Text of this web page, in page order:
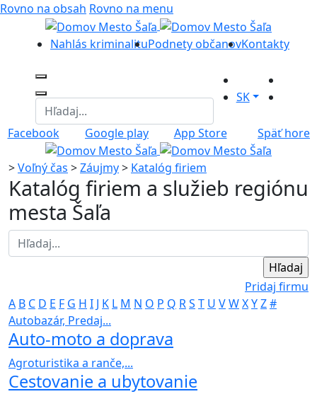
Rovno na obsah Rovno na menu
Nahlás kriminalituPodnety občanovKontakty
SK
Facebook Google play App Store Späť hore
>Voľný čas >Záujmy> Katalóg firiem
Katalóg firiem a služieb regiónu
mesta Šaľa
Pridaj firmu
A B C D E F G H I J K L M N O P Q RS T U VWXYZ#
Autobazár, Predaj...
Auto-moto a doprava
Agroturistika a ranče,...
Cestovanie a ubytovanie